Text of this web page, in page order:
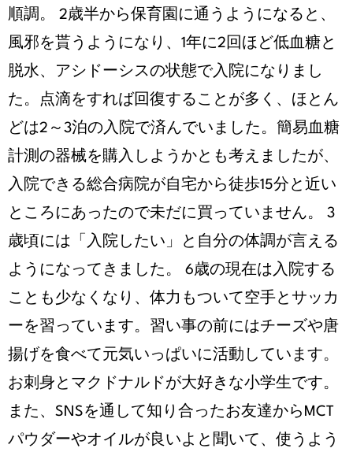
順調。 2歳半から保育園に通うようになると、
風邪を貰うようになり、1年に2回ほど低血糖と
脱水、アシドーシスの状態で入院になりまし
た。点滴をすれば回復することが多く、ほとん
どは2～3泊の入院で済んでいました。簡易血糖
計測の器械を購入しようかとも考えましたが、
入院できる総合病院が自宅から徒歩15分と近い
ところにあったので未だに買っていません。 3
歳頃には「入院したい」と自分の体調が言える
ようになってきました。 6歳の現在は入院する
ことも少なくなり、体力もついて空手とサッカ
ーを習っています。習い事の前にはチーズや唐
揚げを食べて元気いっぱいに活動しています。
お刺身とマクドナルドが大好きな小学生です。
また、SNSを通して知り合ったお友達からMCT
パウダーやオイルが良いよと聞いて、使うよう